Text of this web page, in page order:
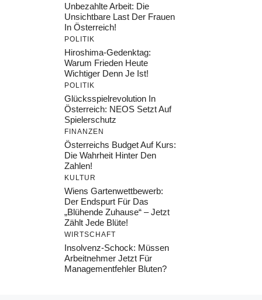
Unbezahlte Arbeit: Die
Unsichtbare Last Der Frauen
In Österreich!
POLITIK
Hiroshima-Gedenktag:
Warum Frieden Heute
Wichtiger Denn Je Ist!
POLITIK
Glücksspielrevolution In
Österreich: NEOS Setzt Auf
Spielerschutz
FINANZEN
Österreichs Budget Auf Kurs:
Die Wahrheit Hinter Den
Zahlen!
KULTUR
Wiens Gartenwettbewerb:
Der Endspurt Für Das
„Blühende Zuhause“ – Jetzt
Zählt Jede Blüte!
WIRTSCHAFT
Insolvenz-Schock: Müssen
Arbeitnehmer Jetzt Für
Managementfehler Bluten?